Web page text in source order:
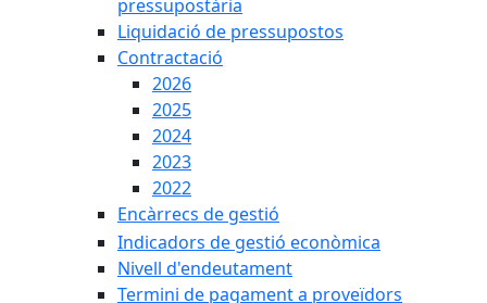
pressupostària
Liquidació de pressupostos
Contractació
2026
2025
2024
2023
2022
Encàrrecs de gestió
Indicadors de gestió econòmica
Nivell d'endeutament
Termini de pagament a proveïdors